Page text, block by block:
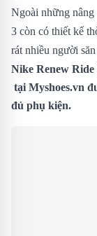
Ngoài những
3 còn có thiết kế
rát nhiều người
Nike Renew Ride
tại Myshoes.vn
đủ phụ kiện.